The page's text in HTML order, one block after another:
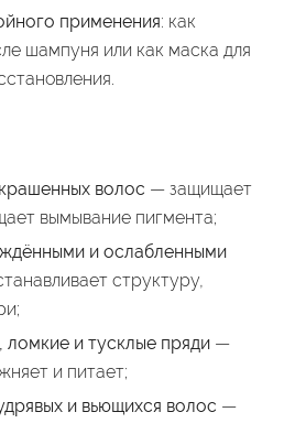
применения: как
шампуня или как маска для
волос — защищает
вымывание пигмента;
и ослабленными
структуру,
ломкие и тусклые пряди—
и питает;
и вьющихся волос —